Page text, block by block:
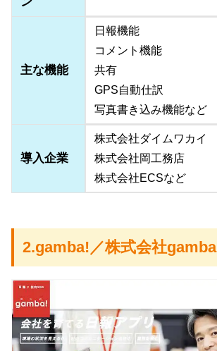
主な機能
日報機能
コメント機能
共有
GPS自動仕訳
写真書き込み機能など
導入企業
株式会社ダイムワカイ
株式会社岡工務店
株式会社ECSなど
2.gamba!／株式会社gamba